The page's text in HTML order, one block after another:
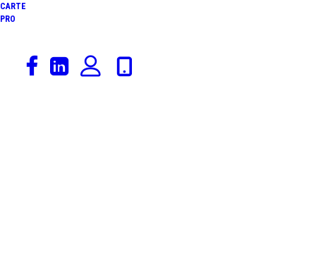
CARTE
PRO